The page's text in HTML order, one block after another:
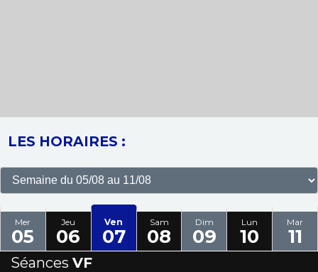
LES HORAIRES :
Mer
05
Jeu
06
Ven
07
Sam
08
Dim
09
Lun
10
Mar
11
Séances VF